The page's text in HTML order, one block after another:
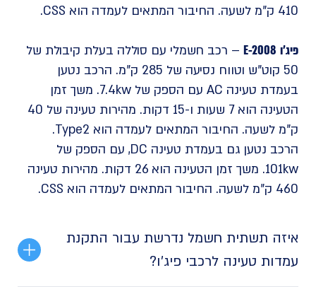
410 ק"מ לשעה. החיבור המתאים לעמדה הוא CSS.
פיג'ו E-2008
– רכב חשמלי עם סוללה בעלת קיבולת של
50 קוט"ש וטווח נסיעה של 285 ק"מ. הרכב נטען
בעמדת טעינה AC עם הספק של 7.4kw. משך זמן
הטעינה הוא 7 שעות ו-15 דקות. מהירות טעינה של 40
ק"מ לשעה. החיבור המתאים לעמדה הוא Type2.
הרכב נטען גם בעמדת טעינה DC, עם הספק של
101kw. משך זמן הטעינה הוא 26 דקות. מהירות טעינה
460 ק"מ לשעה. החיבור המתאים לעמדה הוא CSS.
איזה תשתית חשמל נדרשת עבור התקנת
עמדות טעינה לרכבי פיג'ו?